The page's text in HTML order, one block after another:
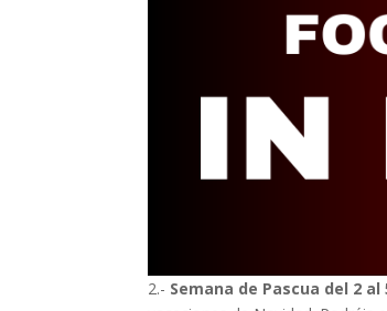
2.- Semana de Pascua del 2 al